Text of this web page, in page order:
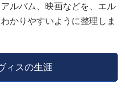
ルバム、映画などを、エル
かりやすいように整理しま
ィスの生涯